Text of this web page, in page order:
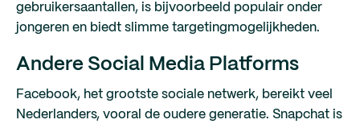
gebruikersaantallen, is bijvoorbeeld populair onder
jongeren en biedt slimme targetingmogelijkheden.
Andere Social Media Platforms
Facebook, het grootste sociale netwerk, bereikt veel
Nederlanders, vooral de oudere generatie. Snapchat is